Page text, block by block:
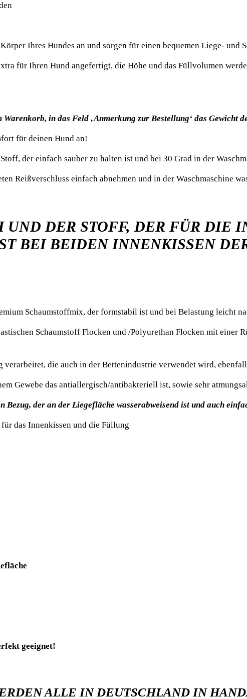
Ihres Hundes an und sorgen für einen bequemen Liege- und
für Ihren Hund angefertigt, die Höhe und das Füllvolumen
in das Feld ‚Anmerkung zur Bestellung‘ das Gewicht
für deinen Hund an!
der einfach sauber zu halten ist und bei 30 Grad in der
Reißverschluss einfach abnehmen und in der Waschmaschine
DER STOFF, DER FÜR DIE
BEI BEIDEN INNENKISSEN
Schaumstoffmix, der formstabil ist und bei Belastung leicht
Schaumstoff Flocken und /Polyurethan Flocken mit einer
die auch in der Bettenindustrie verwendet wird,
Gewebe das antiallergisch/antibakteriell ist, sowie sehr
Bezug, der an der Liegefläche wasserabweisend ist und auch
das Innenkissen und die Füllung
geeignet!
ALLE IN DEUTSCHLAND IN